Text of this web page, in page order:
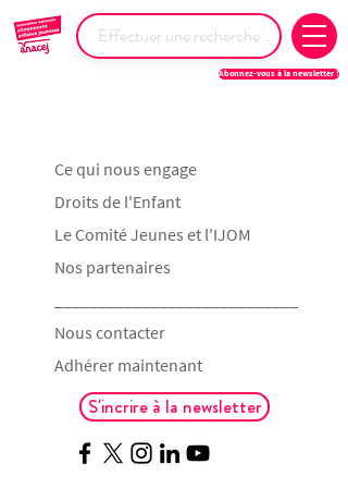
Abonnez-vous à la newsletter !
Ce qui nous engage
Droits de l'Enfant
Le Comité Jeunes et l'IJOM
Nos partenaires
Nous contacter
Adhérer maintenant
S'incrire à la newsletter